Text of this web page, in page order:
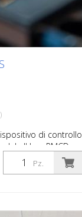
di controllo
Il bus RMCD-
di controllo
è protetto dal
Pz.